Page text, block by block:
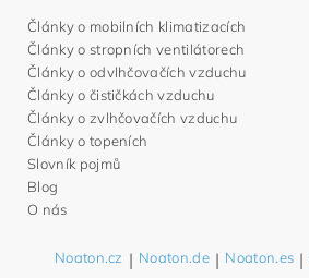
Články o mobilních klimatizacích
Články o stropních ventilátorech
Články o odvlhčovačích vzduchu
Články o čističkách vzduchu
Články o zvlhčovačích vzduchu
Články o topeních
Slovník pojmů
Blog
O nás
Noaton.cz | Noaton.de | Noaton.es |